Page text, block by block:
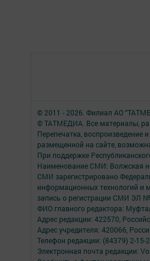
© 2011 - 2026. Филиал АО
© ТАТМЕДИА. Все материалы,
Перепечатка,
размещенной на сайте,
При поддержке
Наименование СМИ: Волжская
СМИ зарегистрировано
информационных технологий и
запись о регистрации СМИ ЭЛ
ФИО главного редактора:
Адрес редакции: 422570,
Адрес учредителя: 420066,
Телефон редакции: (84379) 2-15-
Электронная почта редакции: